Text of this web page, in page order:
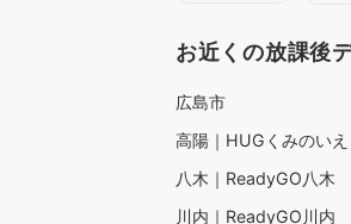
お近くの放課後
広島市
高陽｜HUGくみのいえ
八木｜ReadyGO八木
川内｜ReadyGO川内